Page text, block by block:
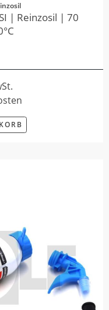
| Reinzosil | 70